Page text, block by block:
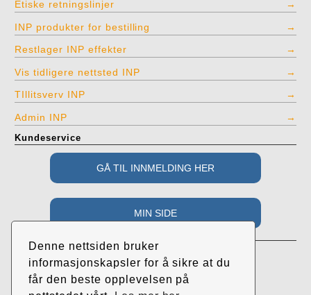
Denne nettsiden bruker
informasjonskapsler for å sikre at du
får den beste opplevelsen på
Etiske retningslinjer
INP produkter for bestilling
Restlager INP effekter
Vis tidligere nettsted INP
TIllitsverv INP
Admin INP
Kundeservice
c/o Roar Randeberg
Øvrehusvegen 38